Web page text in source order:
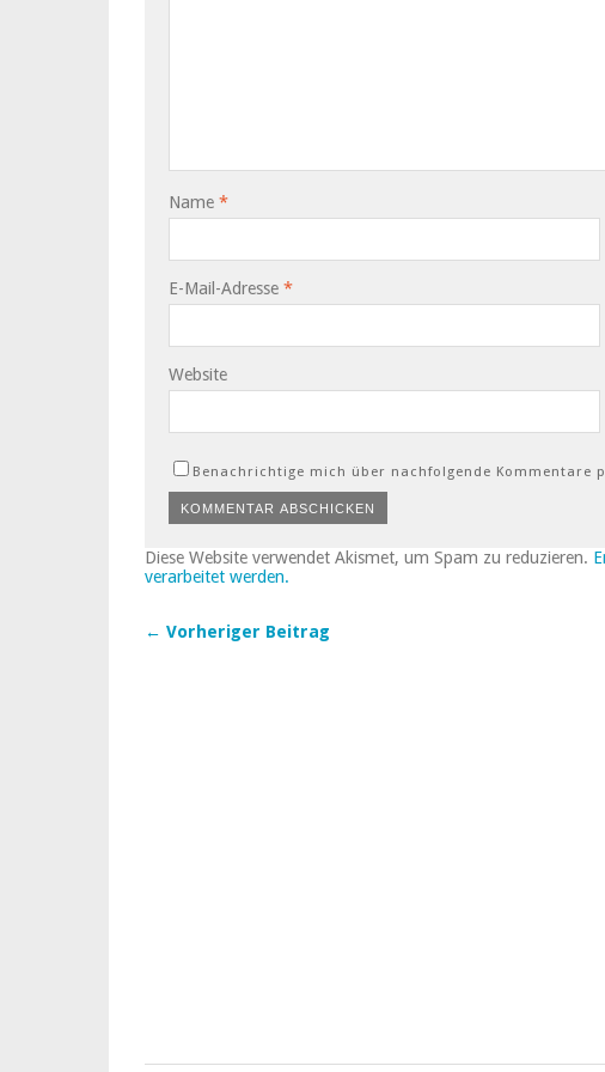
Name *
E-Mail-Adresse *
Website
Benachrichtige mich über nachfolgende Kommentare
Diese Website verwendet Akismet, um Spam zu reduzieren.
verarbeitet werden.
← Vorheriger Beitrag